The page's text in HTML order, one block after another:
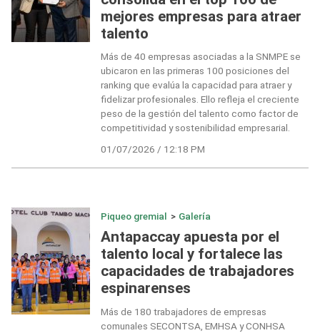
mejores empresas para atraer
talento
Más de 40 empresas asociadas a la SNMPE se
ubicaron en las primeras 100 posiciones del
ranking que evalúa la capacidad para atraer y
fidelizar profesionales. Ello refleja el creciente
peso de la gestión del talento como factor de
competitividad y sostenibilidad empresarial.
01/07/2026 / 12:18 PM
Piqueo gremial > Galería
Antapaccay apuesta por el
talento local y fortalece las
capacidades de trabajadores
espinarenses
Más de 180 trabajadores de empresas
comunales SECONTSA, EMHSA y CONHSA